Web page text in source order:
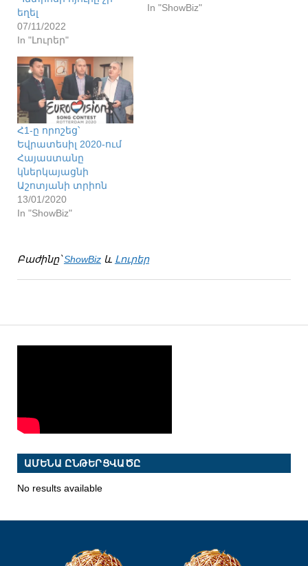
եղել
07/11/2022
In "Լուրեր"
In "ShowBiz"
Հ1-ը որոշեց՝
Եվրատեսիլ 2020-ում
Հայաստանը
կներկայացնի
Աշոտյանի տրիոն
13/01/2020
In "ShowBiz"
Բաժինը՝ShowBizև Լուրեր
ԱՄԵՆԱ ԸՆԹԵՐՑՎԱԾԸ
No results available